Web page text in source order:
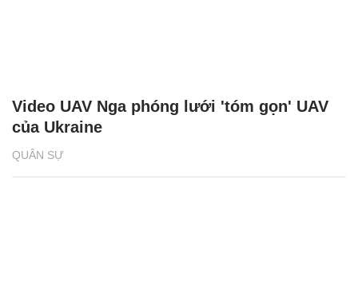
QUÂN SỰ
Video UAV Nga phóng lưới 'tóm gọn' UAV
của Ukraine